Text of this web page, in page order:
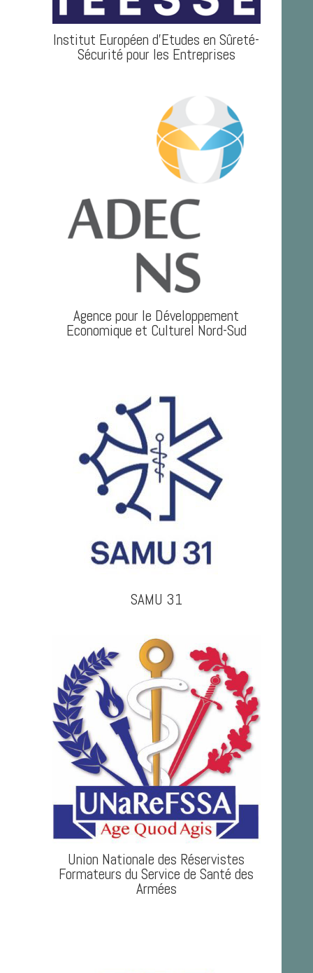
Institut Européen d'Etudes en Sûreté-
Sécurité pour les Entreprises
Agence pour le Développement
Economique et Culturel Nord-Sud
SAMU 31
Union Nationale des Réservistes
Formateurs du Service de Santé des
Armées